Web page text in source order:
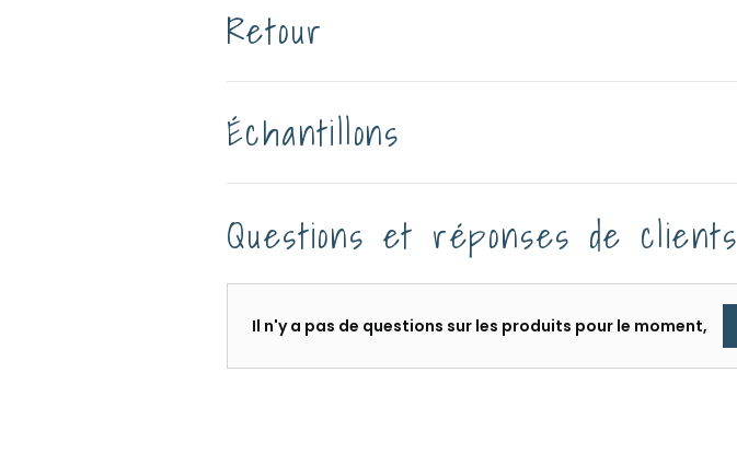
Retour
Échantillons
Questions et réponses de clients
Il n'y a pas de questions sur les produits pour le moment,